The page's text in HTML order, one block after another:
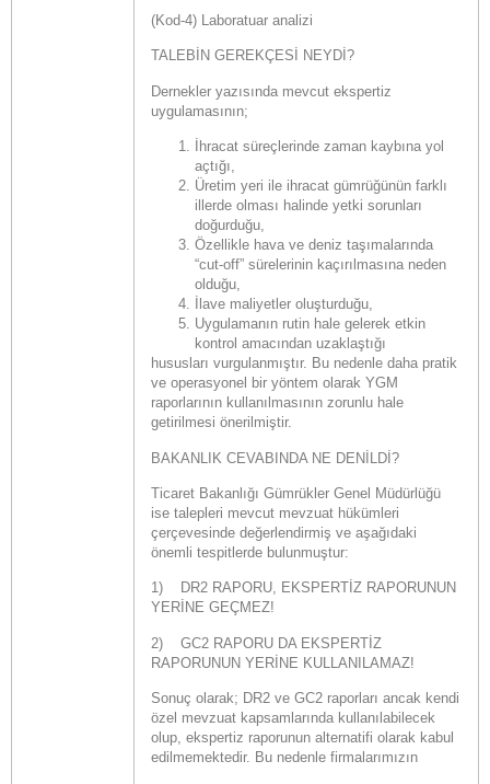
(Kod-4) Laboratuar analizi
TALEBİN GEREKÇESİ NEYDİ?
Dernekler yazısında mevcut ekspertiz
uygulamasının;
İhracat süreçlerinde zaman kaybına yol
açtığı,
Üretim yeri ile ihracat gümrüğünün farklı
illerde olması halinde yetki sorunları
doğurduğu,
Özellikle hava ve deniz taşımalarında
“cut-off” sürelerinin kaçırılmasına neden
olduğu,
İlave maliyetler oluşturduğu,
Uygulamanın rutin hale gelerek etkin
kontrol amacından uzaklaştığı
hususları vurgulanmıştır. Bu nedenle daha pratik
ve operasyonel bir yöntem olarak YGM
raporlarının kullanılmasının zorunlu hale
getirilmesi önerilmiştir.
BAKANLIK CEVABINDA NE DENİLDİ?
Ticaret Bakanlığı Gümrükler Genel Müdürlüğü
ise talepleri mevcut mevzuat hükümleri
çerçevesinde değerlendirmiş ve aşağıdaki
önemli tespitlerde bulunmuştur:
1) DR2 RAPORU, EKSPERTİZ RAPORUNUN
YERİNE GEÇMEZ!
2) GC2 RAPORU DA EKSPERTİZ
RAPORUNUN YERİNE KULLANILAMAZ!
Sonuç olarak; DR2 ve GC2 raporları ancak kendi
özel mevzuat kapsamlarında kullanılabilecek
olup, ekspertiz raporunun alternatifi olarak kabul
edilmemektedir. Bu nedenle firmalarımızın